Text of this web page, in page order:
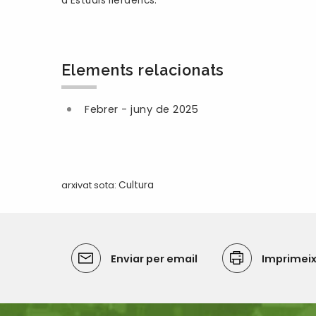
Elements relacionats
Febrer - juny de 2025
arxivat sota: Cultura
Enviar per email